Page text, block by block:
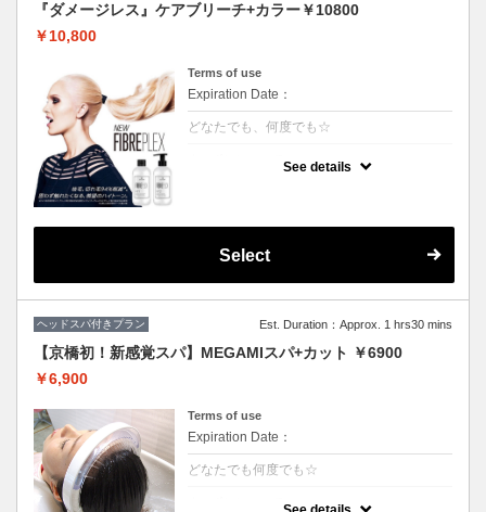
『ダメージレス』ケアブリーチ+カラー￥10800
￥10,800
Terms of use
Expiration Date：
どなたでも、何度でも☆
See details
Select
ヘッドスパ付きプラン Est. Duration：Approx. 1 hrs30 mins
【京橋初！新感覚スパ】MEGAMIスパ+カット ￥6900
￥6,900
Terms of use
Expiration Date：
どなたでも何度でも☆